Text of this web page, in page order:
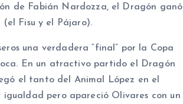
de Fabián Nardozza, el Dragón ganó
Fisu y el Pájaro).
una verdadera “final” por la Copa
En un atractivo partido el Dragón
el tanto del Animal López en el
pero apareció Olivares con un